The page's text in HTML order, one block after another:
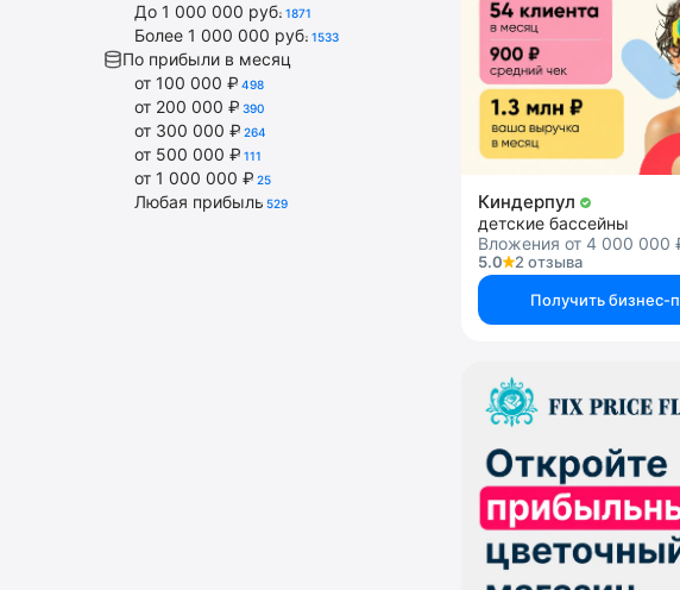
До 1 000 000 руб. 1871
Более 1 000 000 руб. 1533
По прибыли в месяц
от 100 000 ₽ 498
от 200 000 ₽ 390
от 300 000 ₽ 264
от 500 000 ₽ 111
от 1 000 000 ₽ 25
Любая прибыль 529 Киндерпул
детские бассейны
Вложения от 4 000 000
5.0
2 отзыва
Получить бизнес-